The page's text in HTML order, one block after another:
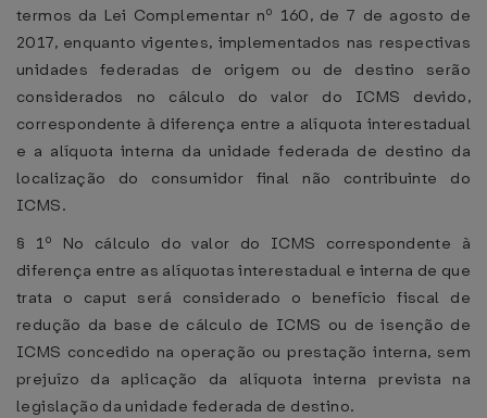
termos da Lei Complementar nº 160, de 7 de agosto de
2017, enquanto vigentes, implementados nas respectivas
unidades federadas de origem ou de destino serão
considerados no cálculo do valor do ICMS devido,
correspondente à diferença entre a alíquota interestadual
e a alíquota interna da unidade federada de destino da
localização do consumidor final não contribuinte do
ICMS.
§ 1º No cálculo do valor do ICMS correspondente à
diferença entre as alíquotas interestadual e interna de que
trata o caput será considerado o benefício fiscal de
redução da base de cálculo de ICMS ou de isenção de
ICMS concedido na operação ou prestação interna, sem
prejuízo da aplicação da alíquota interna prevista na
legislação da unidade federada de destino.